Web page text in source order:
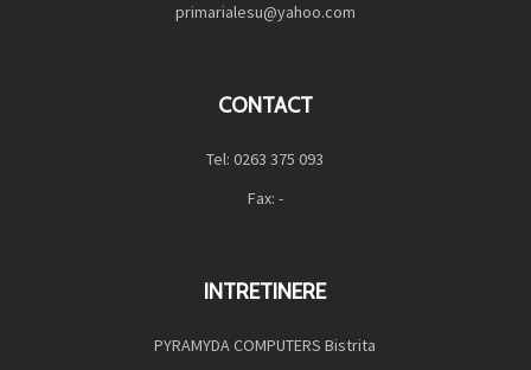
primarialesu@yahoo.com
CONTACT
Tel: 0263 375 093
Fax: -
INTRETINERE
PYRAMYDA COMPUTERS Bistrita